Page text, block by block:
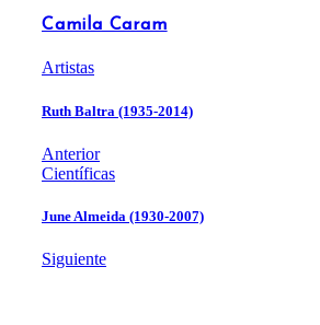
Camila Caram
Artistas
Ruth Baltra (1935-2014)
Anterior
Científicas
June Almeida (1930-2007)
Siguiente